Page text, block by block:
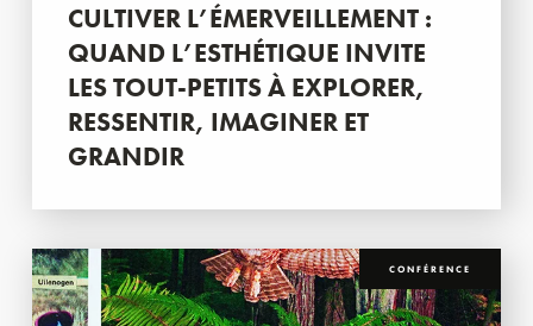
CULTIVER L’ÉMERVEILLEMENT :
QUAND L’ESTHÉTIQUE INVITE
LES TOUT-PETITS À EXPLORER,
RESSENTIR, IMAGINER ET
GRANDIR
CONFÉRENCE